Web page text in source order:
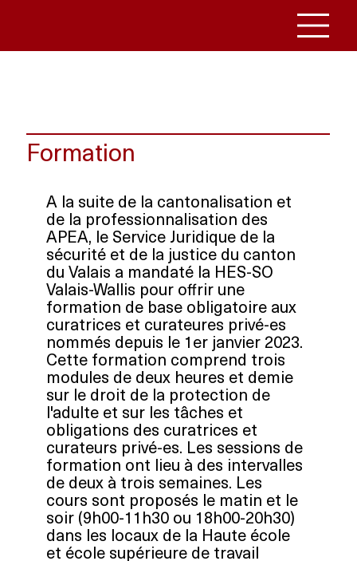
Formation
A la suite de la cantonalisation et
de la professionnalisation des
APEA, le Service Juridique de la
sécurité et de la justice du canton
du Valais a mandaté la HES-SO
Valais-Wallis pour offrir une
formation de base obligatoire aux
curatrices et curateures privé-es
nommés depuis le 1er janvier 2023.
Cette formation comprend trois
modules de deux heures et demie
sur le droit de la protection de
l'adulte et sur les tâches et
obligations des curatrices et
curateurs privé-es. Les sessions de
formation ont lieu à des intervalles
de deux à trois semaines. Les
cours sont proposés le matin et le
soir (9h00-11h30 ou 18h00-20h30)
dans les locaux de la Haute école
et école supérieure de travail